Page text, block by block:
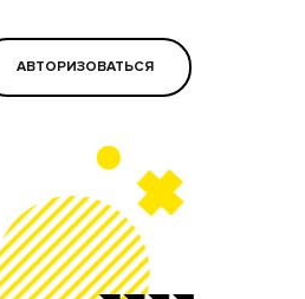
АВТОРИЗОВАТЬСЯ